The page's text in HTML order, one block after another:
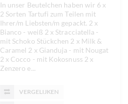
In unser Beutelchen haben wir 6 x
2 Sorten Tartufi zum Teilen mit
Ihrer/m Liebsten/m gepackt. 2 x
Bianco - weiß 2 x Stracciatella -
mit Schoko Stückchen 2 x Milk &
Caramel 2 x Gianduja - mit Nougat
2 x Cocco - mit Kokosnuss 2 x
Zenzero e...
VERGELIJKEN